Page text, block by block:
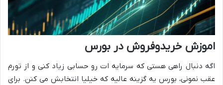
اموزش خریدوفروش در بورس
اگه دنبال راهی هستی که سرمایه ات رو حسابی زیاد کنی و از تورم
عقب نمونی، بورس یه گزینه عالیه که خیلیا انتخابش می کنن. برای